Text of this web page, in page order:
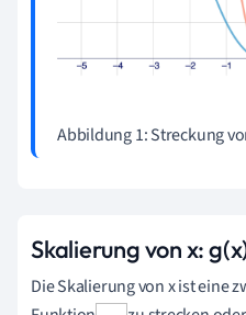
Abbildung 1: Streckung
Skalierung von x:
Die Skalierung von x ist eine